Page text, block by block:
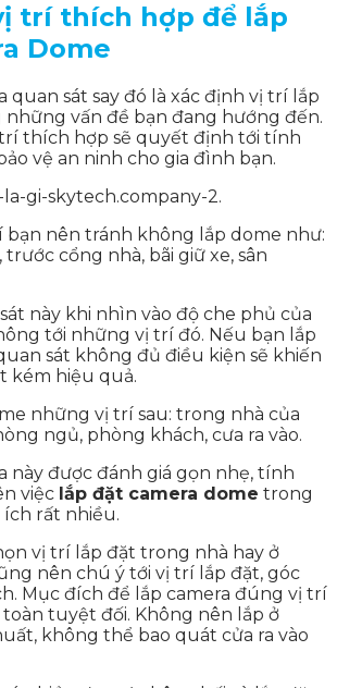
trí thích hợp để lắp
Dome
quan sát say đó là xác định vị trí lắp
vấn đề bạn đang hướng đến.
thích hợp sẽ quyết định tới tính
vệ an ninh cho gia đình bạn.
.
bạn nên tránh không lắp dome như:
trước cổng nhà, bãi giữ xe, sân
này khi nhìn vào độ che phủ của
tới những vị trí đó. Nếu bạn lắp
sát không đủ điều kiện sẽ khiến
kém hiệu quả.
những vị trí sau: trong nhà của
ngủ, phòng khách, cưa ra vào.
này được đánh giá gọn nhẹ, tính
việc lắp đặt camera dome trong
rất nhiều.
vị trí lắp đặt trong nhà hay ở
nên chú ý tới vị trí lắp đặt, góc
Mục đích để lắp camera đúng vị trí
toàn tuyệt đối. Không nên lắp ở
không thể bao quát cửa ra vào